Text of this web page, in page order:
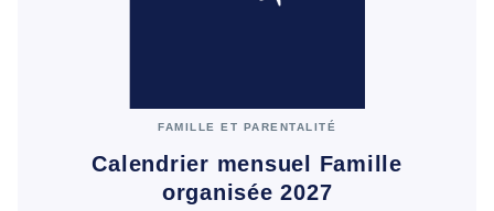
FAMILLE ET PARENTALITÉ
Calendrier mensuel Famille
organisée 2027